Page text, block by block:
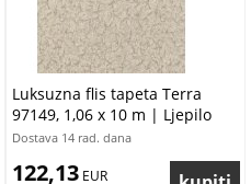
Luksuzna flis tapeta Terra
97149, 1,06 x 10 m | Ljepilo
besplatno
Dostava 14 rad. dana
122,13 EUR